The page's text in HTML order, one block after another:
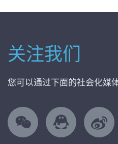
关注我们
您可以通过下面的社会化媒